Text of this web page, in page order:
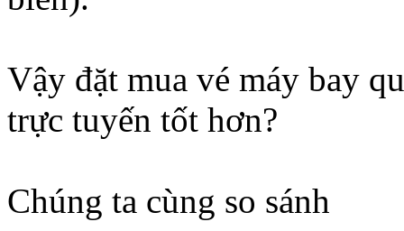
Vậy đặt mua vé máy bay
trực tuyến tốt hơn?
Chúng ta cùng so sánh